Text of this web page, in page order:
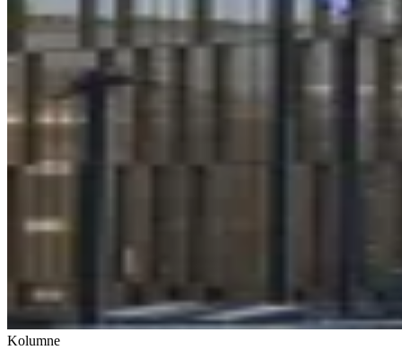
Kolumne